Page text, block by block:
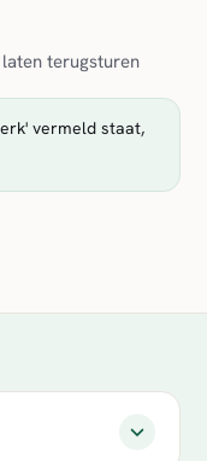
terugsturen
vermeld staat,